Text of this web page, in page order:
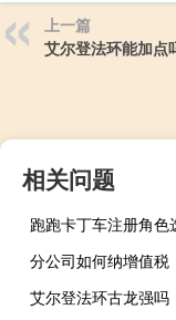
上一篇
艾尔登法环能加点
相关问题
跑跑卡丁车注册角色
分公司如何纳增值税
艾尔登法环古龙强吗